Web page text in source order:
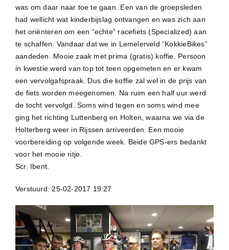
was om daar naar toe te gaan. Een van de groepsleden
had wellicht wat kinderbijslag ontvangen en was zich aan
het oriënteren om een “echte” racefiets (Specialized) aan
te schaffen. Vandaar dat we in Lemelerveld “KokkieBikes”
aandeden. Mooie zaak met prima (gratis) koffie. Persoon
in kwestie werd van top tot teen opgemeten en er kwam
een vervolgafspraak. Dus die koffie zal wel in de prijs van
de fiets worden meegenomen. Na ruim een half uur werd
de tocht vervolgd. Soms wind tegen en soms wind mee
ging het richting Luttenberg en Holten, waarna we via de
Holterberg weer in Rijssen arriveerden. Een mooie
voorbereiding op volgende week. Beide GPS-ers bedankt
voor het mooie ritje.
Scr. Ibent.
Verstuurd: 25-02-2017 19:27